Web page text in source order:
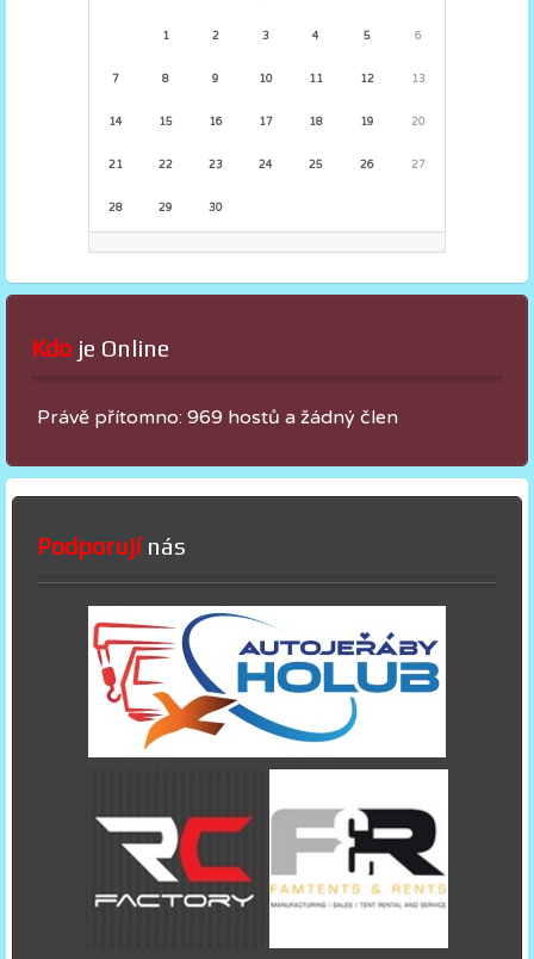
1 2 3 4 5 6
7 8 9 10 11 12 13
14 15 16 17 18 19 20
21 22 23 24 25 26 27
28 29 30
Kdo je Online
Právě přítomno: 969 hostů a žádný člen
Podporujínás